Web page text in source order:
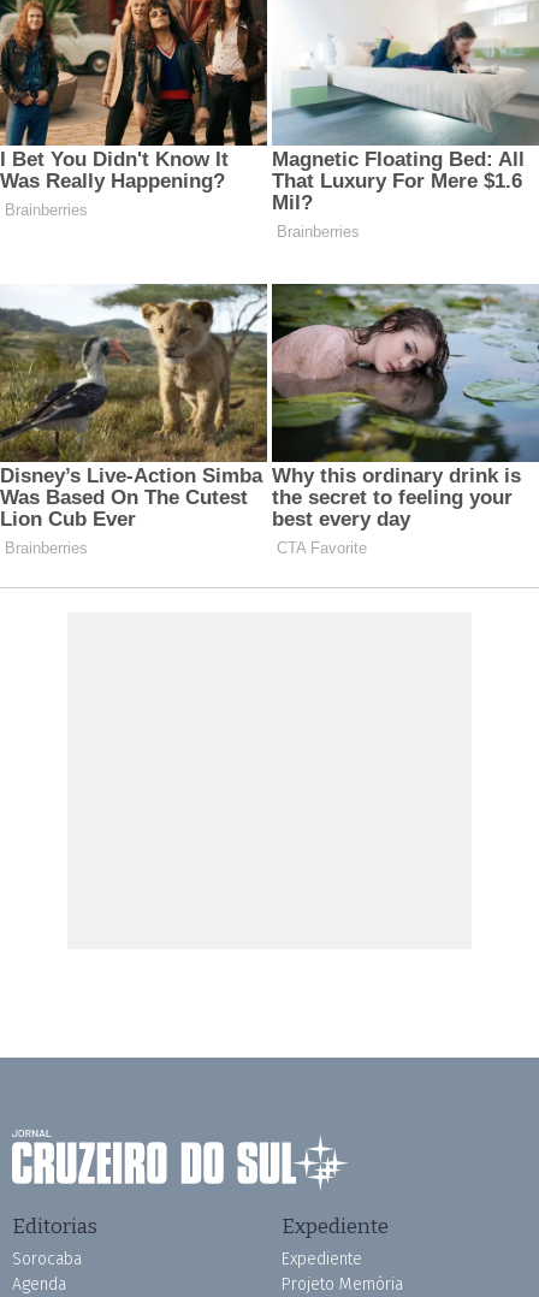
Editorias
Sorocaba
Agenda
Expediente
Expediente
Projeto Memória